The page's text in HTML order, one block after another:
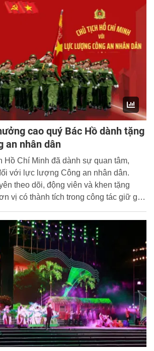
lĩnh vực công tác, chiến đấu.
cao quý Bác Hồ dành tặng
an nhân dân
Hồ Chí Minh đã dành sự quan tâm,
với lực lượng Công an nhân dân.
theo dõi, động viên và khen tặng
vị có thành tích trong công tác giữ gìn